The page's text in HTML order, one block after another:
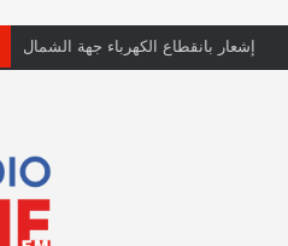
إشعار بانقطاع الكهرباء جهة الشمال